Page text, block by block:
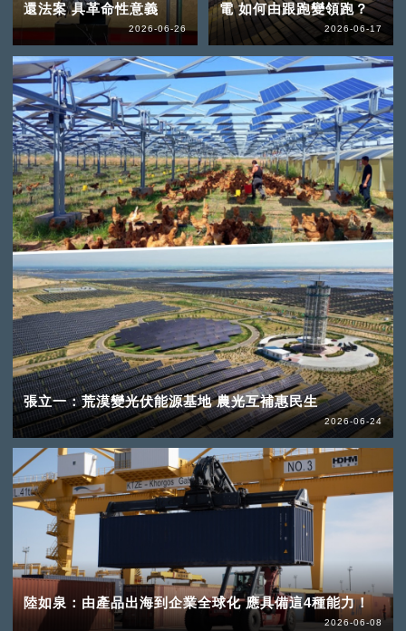
還法案 具革命性意義
2026-06-26
張立一：荒漠變光伏能源基地 農光互補惠民生
2026-06-24
電 如何由跟跑變領跑？
2026-06-17
陸如泉：由產品出海到企業全球化 應具備這4種能力！
2026-06-08